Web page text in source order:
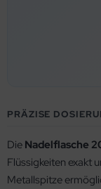
PRÄZISE
Die Nadelflasche
Flüssigkeiten exakt
Metallspitze